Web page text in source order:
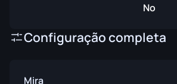
No
Configuração completa
Mira